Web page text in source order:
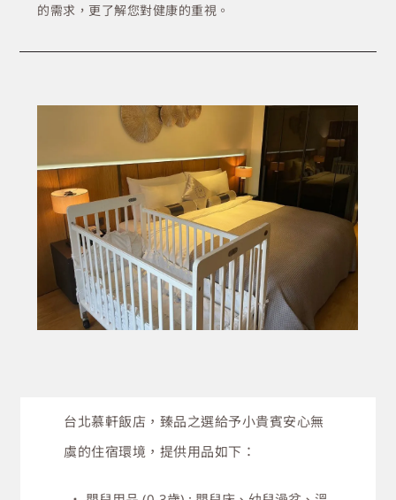
的需求，更了解您對健康的重視。
台北慕軒飯店，臻品之選給予小貴賓安心無
虞的住宿環境，提供用品如下：
在全台最美的欒樹大道—敦南綠蔭慢跑
吧！台北慕軒飯店，臻品之選提供慢跑紙
本，讓您探索這座美麗的城市，就以飯店